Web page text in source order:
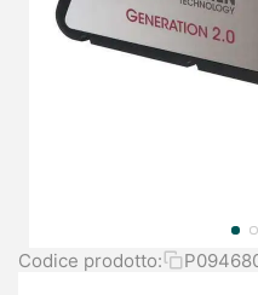
Codice prodotto: